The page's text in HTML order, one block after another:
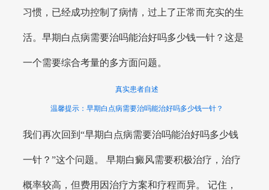
习惯，已经成功控制了病情，过上了正常而充实的生
活。早期白点病需要治吗能治好吗多少钱一针？这是
一个需要综合考量的多方面问题。
真实患者自述
温馨提示：早期白点病需要治吗能治好吗多少钱一针？
我们再次回到“早期白点病需要治吗能治好吗多少钱
一针？”这个问题。 早期白癜风需要积极治疗，治疗
概率较高，但费用因治疗方案和疗程而异。 记住，